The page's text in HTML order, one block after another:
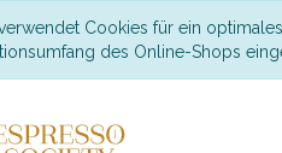
Cookies für ein
des Online-Shops